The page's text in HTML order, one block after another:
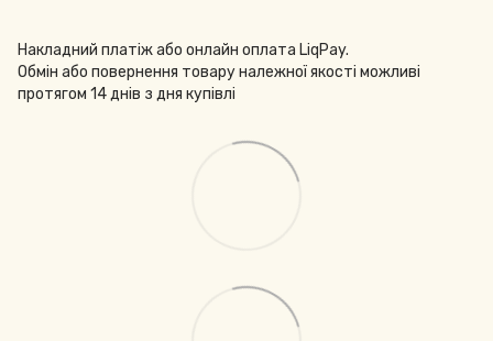
Накладний платіж або онлайн оплата LiqPay.
Обмін або повернення товару належної якості можливі
протягом 14 днів з дня купівлі